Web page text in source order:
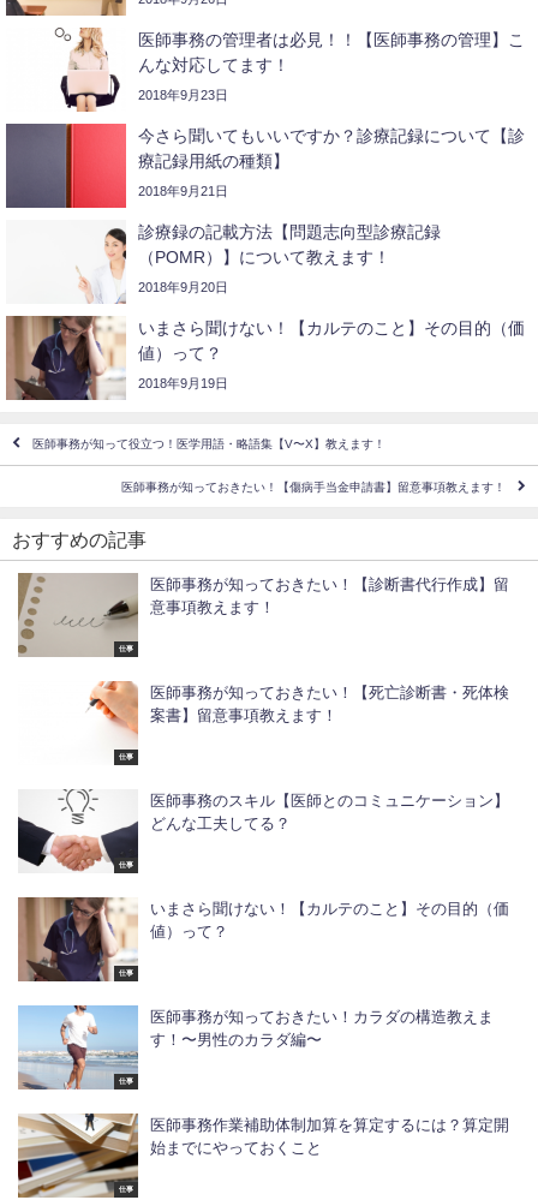
医師事務の管理者は必見！！【医師事務の管理】こ
んな対応してます！
2018年9月23日
今さら聞いてもいいですか？診療記録について【診
療記録用紙の種類】
2018年9月21日
診療録の記載方法【問題志向型診療記録
（POMR）】について教えます！
2018年9月20日
いまさら聞けない！【カルテのこと】その目的（価
値）って？
2018年9月19日
医師事務が知って役立つ！医学用語・略語集【V〜X】教えます！
医師事務が知っておきたい！【傷病手当金申請書】留意事項教えます！
おすすめの記事
仕事
医師事務が知っておきたい！【診断書代行作成】留
意事項教えます！
仕事
医師事務が知っておきたい！【死亡診断書・死体検
案書】留意事項教えます！
仕事
医師事務のスキル【医師とのコミュニケーション】
どんな工夫してる？
仕事
いまさら聞けない！【カルテのこと】その目的（価
値）って？
仕事
医師事務が知っておきたい！カラダの構造教えま
す！〜男性のカラダ編〜
仕事
医師事務作業補助体制加算を算定するには？算定開
始までにやっておくこと